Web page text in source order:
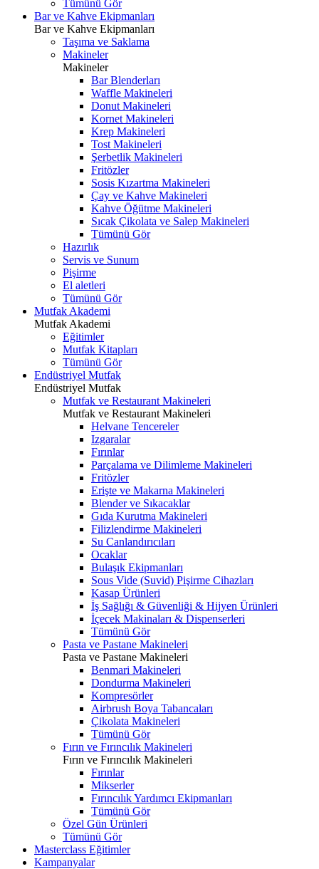
Tümünü Gör
Bar ve Kahve Ekipmanları
Bar ve Kahve Ekipmanları
Taşıma ve Saklama
Makineler
Makineler
Bar Blenderları
Waffle Makineleri
Donut Makineleri
Kornet Makineleri
Krep Makineleri
Tost Makineleri
Şerbetlik Makineleri
Fritözler
Sosis Kızartma Makineleri
Çay ve Kahve Makineleri
Kahve Öğütme Makineleri
Sıcak Çikolata ve Salep Makineleri
Tümünü Gör
Hazırlık
Servis ve Sunum
Pişirme
El aletleri
Tümünü Gör
Mutfak Akademi
Mutfak Akademi
Eğitimler
Mutfak Kitapları
Tümünü Gör
Endüstriyel Mutfak
Endüstriyel Mutfak
Mutfak ve Restaurant Makineleri
Mutfak ve Restaurant Makineleri
Helvane Tencereler
Izgaralar
Fırınlar
Parçalama ve Dilimleme Makineleri
Fritözler
Erişte ve Makarna Makineleri
Blender ve Sıkacaklar
Gıda Kurutma Makineleri
Filizlendirme Makineleri
Su Canlandırıcıları
Ocaklar
Bulaşık Ekipmanları
Sous Vide (Suvid) Pişirme Cihazları
Kasap Ürünleri
İş Sağlığı & Güvenliği & Hijyen Ürünleri
İçecek Makinaları & Dispenserleri
Tümünü Gör
Pasta ve Pastane Makineleri
Pasta ve Pastane Makineleri
Benmari Makineleri
Dondurma Makineleri
Kompresörler
Airbrush Boya Tabancaları
Çikolata Makineleri
Tümünü Gör
Fırın ve Fırıncılık Makineleri
Fırın ve Fırıncılık Makineleri
Fırınlar
Mikserler
Fırıncılık Yardımcı Ekipmanları
Tümünü Gör
Özel Gün Ürünleri
Tümünü Gör
Masterclass Eğitimler
Kampanyalar